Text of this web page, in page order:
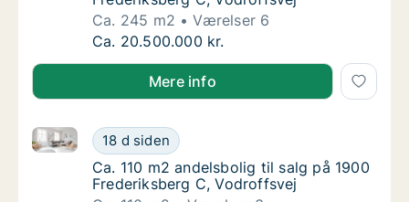
Ca. 245 m2
Værelser 6
Ca. 245 m2 andelsbolig til salg på 1900
Ca. 20.500.000 kr.
Mere info
Ca. 110 m2 andelsbolig til salg på 1900
18 d siden
Ca. 110 m2 andelsbolig til salg på 1900
Ca. 110 m2 andelsbolig til salg på 1900
Ca. 110 m2 andelsbolig til salg på 1900
Frederiksberg C, Vodroffsvej